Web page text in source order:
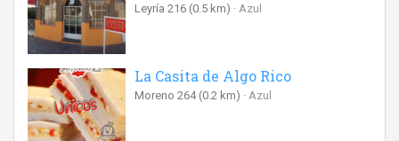
Leyría 216 (0.5 km) Azul
La Casita de Algo Rico
Moreno 264 (0.2 km) Azul